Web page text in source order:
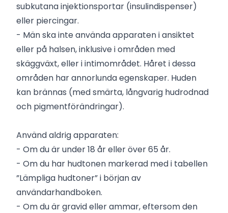
subkutana injektionsportar (insulindispenser)
eller piercingar.
- Män ska inte använda apparaten i ansiktet
eller på halsen, inklusive i områden med
skäggväxt, eller i intimområdet. Håret i dessa
områden har annorlunda egenskaper. Huden
kan brännas (med smärta, långvarig hudrodnad
och pigmentförändringar).
Använd aldrig apparaten:
- Om du är under 18 år eller över 65 år.
- Om du har hudtonen markerad med i tabellen
”Lämpliga hudtoner” i början av
användarhandboken.
- Om du är gravid eller ammar, eftersom den